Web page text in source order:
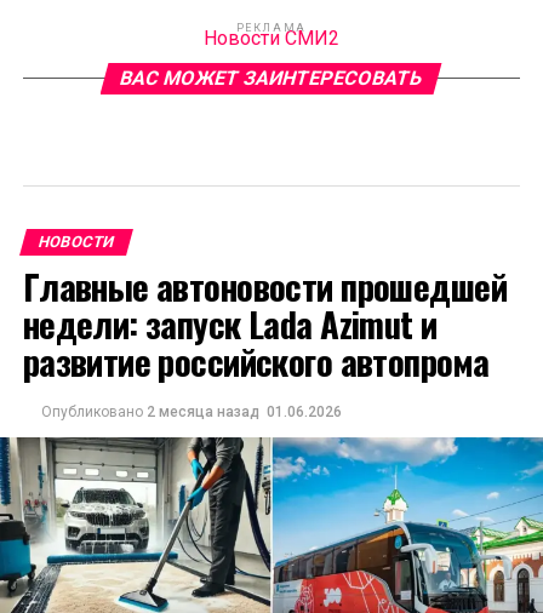
РЕКЛАМА
Новости СМИ2
ВАС МОЖЕТ ЗАИНТЕРЕСОВАТЬ
НОВОСТИ
Главные автоновости прошедшей
недели: запуск Lada Azimut и
развитие российского автопрома
Опубликовано 2 месяца назад 01.06.2026